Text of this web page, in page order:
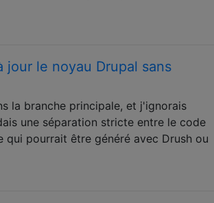
le noyau Drupal sans
la branche principale, et j'ignorais
une séparation stricte entre le code
pourrait être généré avec Drush ou